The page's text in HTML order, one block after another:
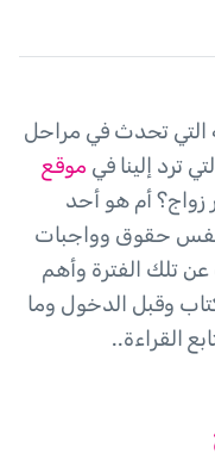
التي تحدث في مراحل
ترد إلينا في موقع
زواج؟ أم هو أحد
حقوق وواجبات
تلك الفترة وأهم
وقبل الدخول وما
القراءة..